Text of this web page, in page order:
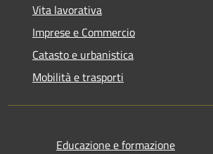
Vita lavorativa
Imprese e Commercio
Catasto e urbanistica
Mobilità e trasporti
Educazione e formazione